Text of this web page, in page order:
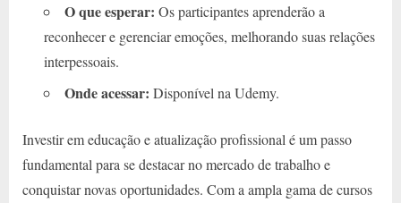
O que esperar: Os participantes aprenderão a
reconhecer e gerenciar emoções, melhorando suas relações
interpessoais.
Onde acessar: Disponível na Udemy.
Investir em educação e atualização profissional é um passo
fundamental para se destacar no mercado de trabalho e
conquistar novas oportunidades. Com a ampla gama de cursos